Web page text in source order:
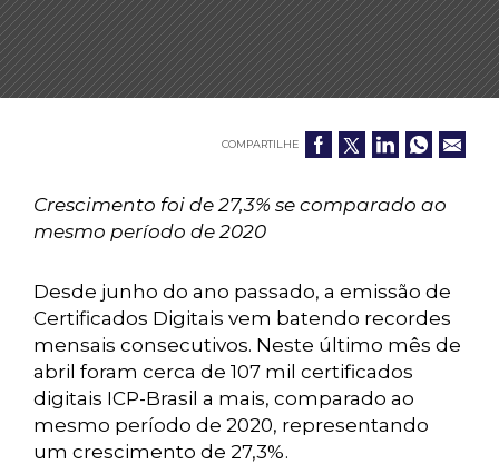
COMPARTILHE
Crescimento foi de 27,3% se comparado ao
mesmo período de 2020
Desde junho do ano passado, a emissão de
Certificados Digitais vem batendo recordes
mensais consecutivos. Neste último mês de
abril foram cerca de 107 mil certificados
digitais ICP-Brasil a mais, comparado ao
mesmo período de 2020, representando
um crescimento de 27,3%.